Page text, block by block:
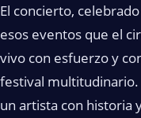
El concierto,
esos eventos que el
vivo con esfuerzo y
festival multitudinario.
un artista con historia